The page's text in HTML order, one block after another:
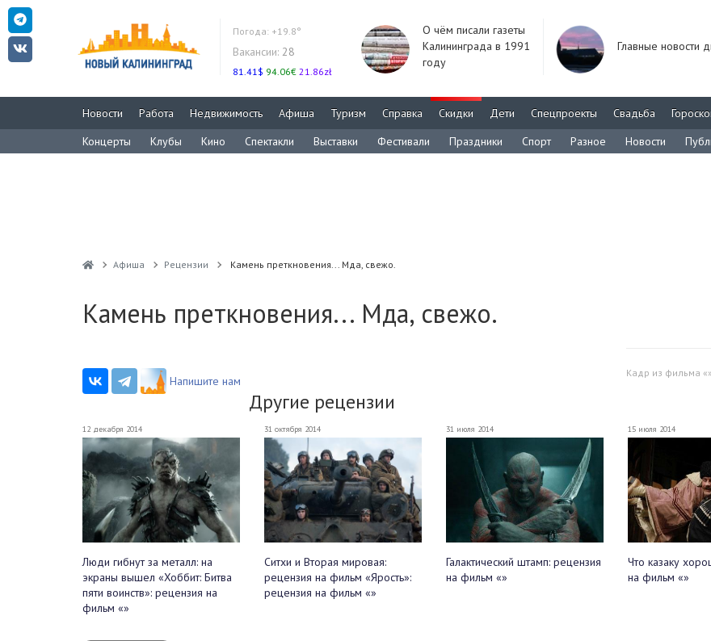
Погода: +19.8°
Вакансии: 28
81.41$ 94.06€ 21.86zł
О чём писали газеты
Калининграда в 1991
году
Главные новости
Новости Работа Недвижимость Афиша Туризм Справка Скидки Дети Спецпроекты Свадьба
Концерты
Клубы Кино Спектакли Выставки Фестивали Праздники Спорт Разное Новости
Афиша Рецензии Камень преткновения... Мда, свежо.
Камень преткновения... Мда, свежо.
Кадр из фильма «»
Напишите нам
Другие рецензии
12 декабря 2014
Люди гибнут за металл: на
экраны вышел «Хоббит: Битва
пяти воинств»: рецензия на
фильм «»
31 октября 2014
Ситхи и Вторая мировая:
рецензия на фильм «Ярость»:
рецензия на фильм «»
31 июля 2014
Галактический штамп: рецензия
на фильм «»
15 июля 2014
Что казаку
на фильм «»